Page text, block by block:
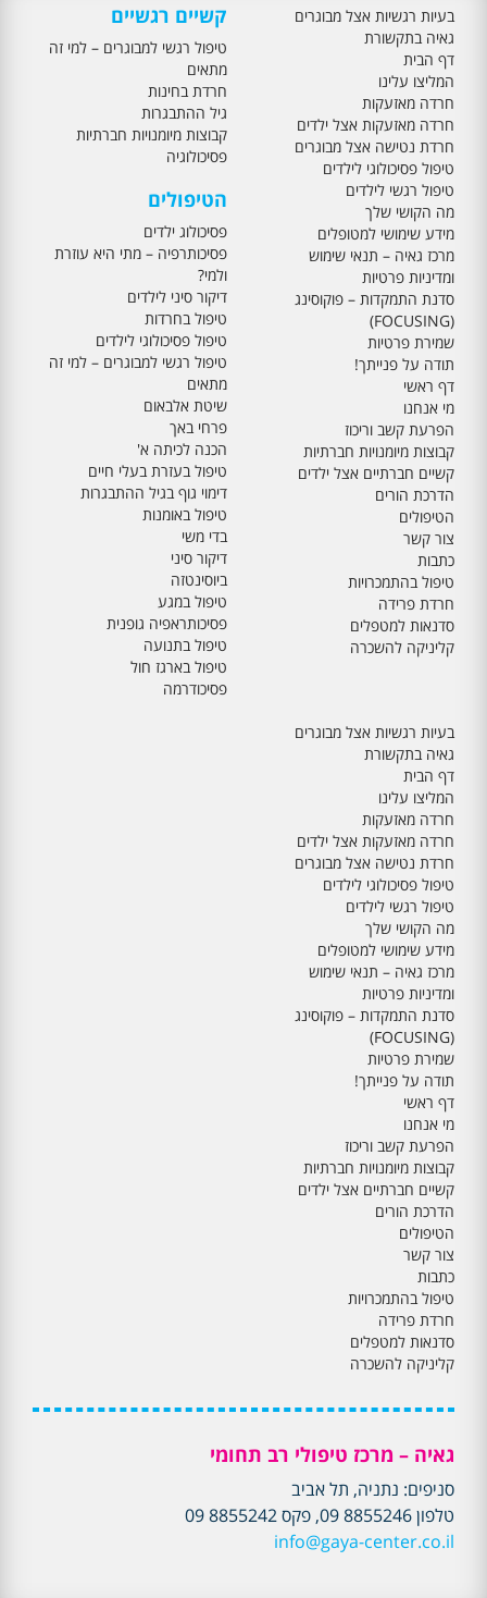
בעיות רגשיות אצל מבוגרים
גאיה בתקשורת
דף הבית
המליצו עלינו
חרדה מאזעקות
חרדה מאזעקות אצל ילדים
חרדת נטישה אצל מבוגרים
טיפול פסיכולוגי לילדים
טיפול רגשי לילדים
מה הקושי שלך
מידע שימושי למטופלים
מרכז גאיה – תנאי שימוש
ומדיניות פרטיות
סדנת התמקדות – פוקוסינג
(FOCUSING)
שמירת פרטיות
תודה על פנייתך!
דף ראשי
מי אנחנו
הפרעת קשב וריכוז
קבוצות מיומנויות חברתיות
קשיים חברתיים אצל ילדים
הדרכת הורים
הטיפולים
צור קשר
כתבות
טיפול בהתמכרויות
חרדת פרידה
סדנאות למטפלים
קליניקה להשכרה
קשיים רגשיים
טיפול רגשי למבוגרים – למי זה
מתאים
חרדת בחינות
גיל ההתבגרות
קבוצות מיומנויות חברתיות
פסיכולוגיה
הטיפולים
פסיכולוג ילדים
פסיכותרפיה – מתי היא עוזרת
ולמי?
דיקור סיני לילדים
טיפול בחרדות
טיפול פסיכולוגי לילדים
טיפול רגשי למבוגרים – למי זה
מתאים
שיטת אלבאום
פרחי באך
הכנה לכיתה א'
טיפול בעזרת בעלי חיים
דימוי גוף בגיל ההתבגרות
טיפול באומנות
בדי משי
דיקור סיני
ביוסינטזה
טיפול במגע
פסיכותראפיה גופנית
טיפול בתנועה
טיפול בארגז חול
פסיכודרמה
בעיות רגשיות אצל מבוגרים
גאיה בתקשורת
דף הבית
המליצו עלינו
חרדה מאזעקות
חרדה מאזעקות אצל ילדים
חרדת נטישה אצל מבוגרים
טיפול פסיכולוגי לילדים
טיפול רגשי לילדים
מה הקושי שלך
מידע שימושי למטופלים
מרכז גאיה – תנאי שימוש
ומדיניות פרטיות
סדנת התמקדות – פוקוסינג
(FOCUSING)
שמירת פרטיות
תודה על פנייתך!
דף ראשי
מי אנחנו
הפרעת קשב וריכוז
קבוצות מיומנויות חברתיות
קשיים חברתיים אצל ילדים
הדרכת הורים
הטיפולים
צור קשר
כתבות
טיפול בהתמכרויות
חרדת פרידה
סדנאות למטפלים
קליניקה להשכרה
גאיה – מרכז טיפולי רב תחומי
סניפים: נתניה, תל אביב
טלפון 8855246 09, פקס 8855242 09
info@gaya-center.co.il